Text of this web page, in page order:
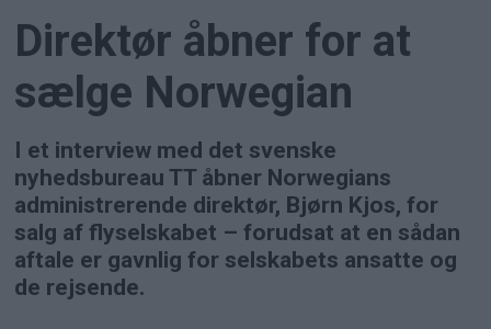
Direktør åbner for at
sælge Norwegian
I et interview med det svenske
nyhedsbureau TT åbner Norwegians
administrerende direktør, Bjørn Kjos, for
salg af flyselskabet – forudsat at en sådan
aftale er gavnlig for selskabets ansatte og
de rejsende.